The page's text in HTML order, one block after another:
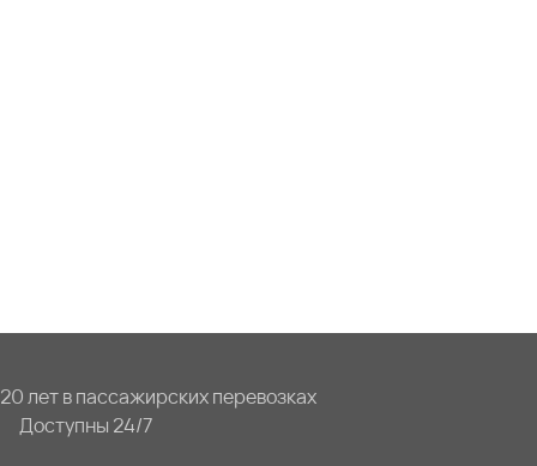
20 лет в пассажирских перевозках
Доступны 24/7